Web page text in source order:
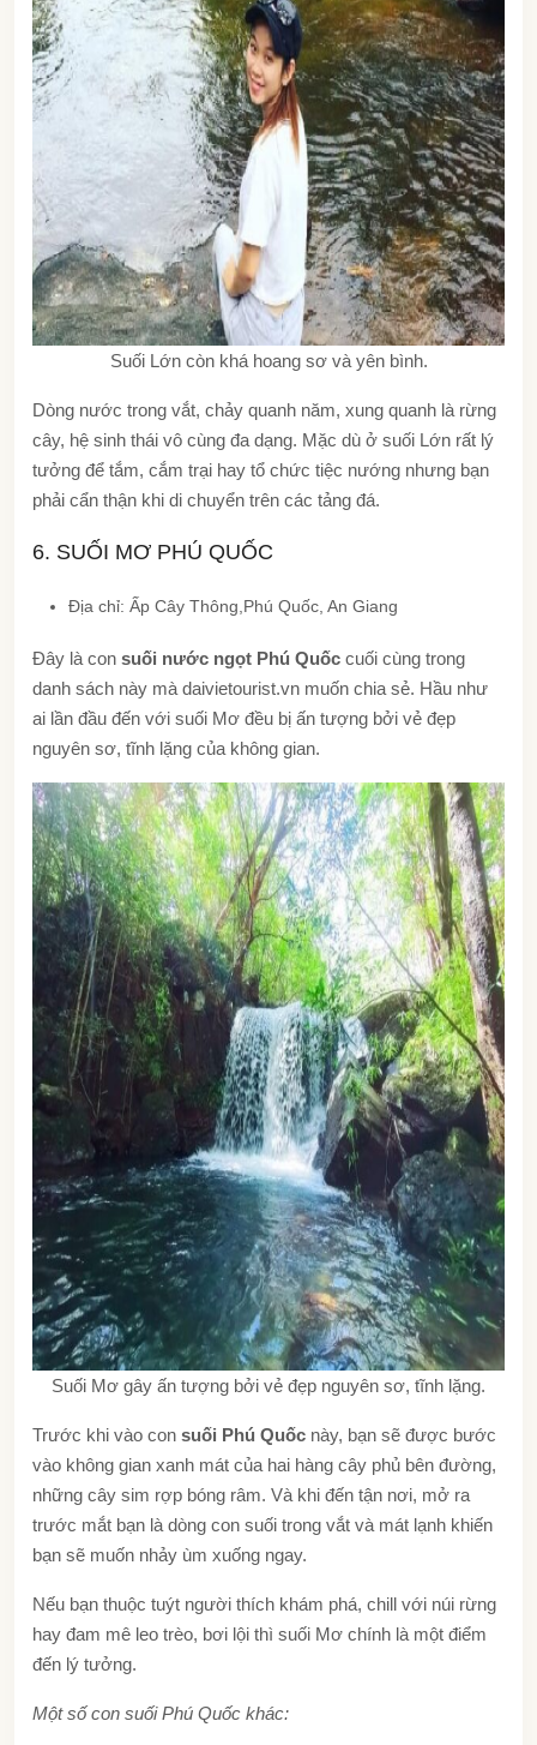
Suối Lớn còn khá hoang sơ và yên bình.
Dòng nước trong vắt, chảy quanh năm, xung quanh là rừng
cây, hệ sinh thái vô cùng đa dạng. Mặc dù ở suối Lớn rất lý
tưởng để tắm, cắm trại hay tổ chức tiệc nướng nhưng bạn
phải cẩn thận khi di chuyển trên các tảng đá.
6. SUỐI MƠ PHÚ QUỐC
Địa chỉ: Ấp Cây Thông,Phú Quốc, An Giang
Đây là con suối nước ngọt Phú Quốc cuối cùng trong
danh sách này mà daivietourist.vn muốn chia sẻ. Hầu như
ai lần đầu đến với suối Mơ đều bị ấn tượng bởi vẻ đẹp
nguyên sơ, tĩnh lặng của không gian.
Suối Mơ gây ấn tượng bởi vẻ đẹp nguyên sơ, tĩnh lặng.
Trước khi vào con suối Phú Quốc này, bạn sẽ được bước
vào không gian xanh mát của hai hàng cây phủ bên đường,
những cây sim rợp bóng râm. Và khi đến tận nơi, mở ra
trước mắt bạn là dòng con suối trong vắt và mát lạnh khiến
bạn sẽ muốn nhảy ùm xuống ngay.
Nếu bạn thuộc tuýt người thích khám phá, chill với núi rừng
hay đam mê leo trèo, bơi lội thì suối Mơ chính là một điểm
đến lý tưởng.
Một số con suối Phú Quốc khác: